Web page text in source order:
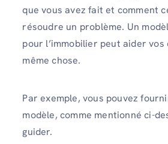
que vous avez fait et comment
résoudre un problème. Un
pour l’immobilier peut aider
même chose.
Par exemple, vous pouvez
modèle, comme mentionné ci-
guider.